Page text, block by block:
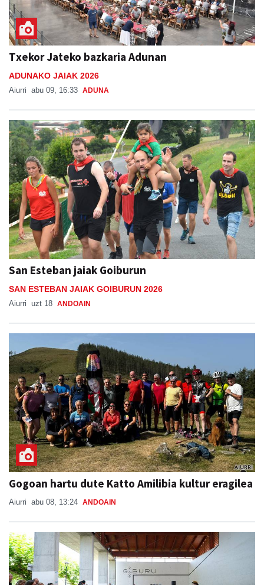
Txekor Jateko bazkaria Adunan
ADUNAKO JAIAK 2026
Aiurri abu 09, 16:33 ADUNA
San Esteban jaiak Goiburun
SAN ESTEBAN JAIAK GOIBURUN 2026
Aiurri uzt 18 ANDOAIN
Gogoan hartu dute Katto Amilibia kultur eragilea
Aiurri abu 08, 13:24 ANDOAIN